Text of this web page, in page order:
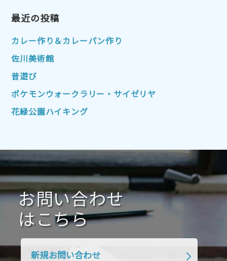
2023年1月
2022年10月 2022年9月
2022年7月
2022年4月
2022年1月 2021年12月 2021年11月
2021年10月 2021年9月
2021年1月 2020年12月 2020年11月
2020年10月 2020年9月 2020年8月
2020年7月 2020年6月 2020年5月
2020年4月 2020年3月 2020年2月
2019年10月 2019年9月
最近の投稿
カレー作り＆カレーパン作り
佐川美術館
昔遊び
ポケモンウォークラリー・サイゼリヤ
花緑公園ハイキング
お問い合わせ
はこちら
新規お問い合わせ